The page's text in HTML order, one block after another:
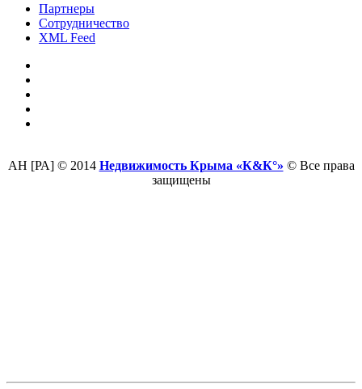
Партнеры
Сотрудничество
XML Feed
АН [РА] © 2014 Недвижимость Крыма «К&К°» © Все права
защищены